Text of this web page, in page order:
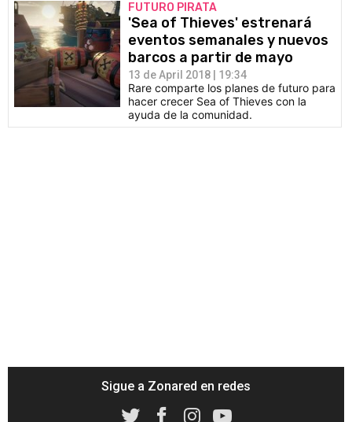
FUTURO PIRATA
'Sea of Thieves' estrenará
eventos semanales y nuevos
barcos a partir de mayo
13 de April 2018 | 19:34
Rare comparte los planes de futuro para
hacer crecer Sea of Thieves con la
ayuda de la comunidad.
Sigue a Zonared en redes